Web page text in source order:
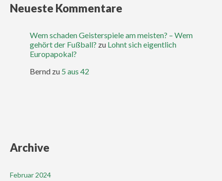
Neueste Kommentare
Wem schaden Geisterspiele am meisten? – Wem
gehört der Fußball? zu Lohnt sich eigentlich
Europapokal?
Bernd zu 5 aus 42
Archive
Februar 2024